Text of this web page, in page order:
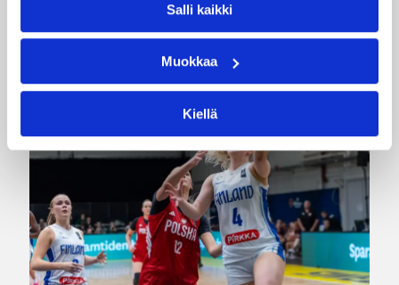
Salli kaikki
Muokkaa
Kiellä
Katso myös